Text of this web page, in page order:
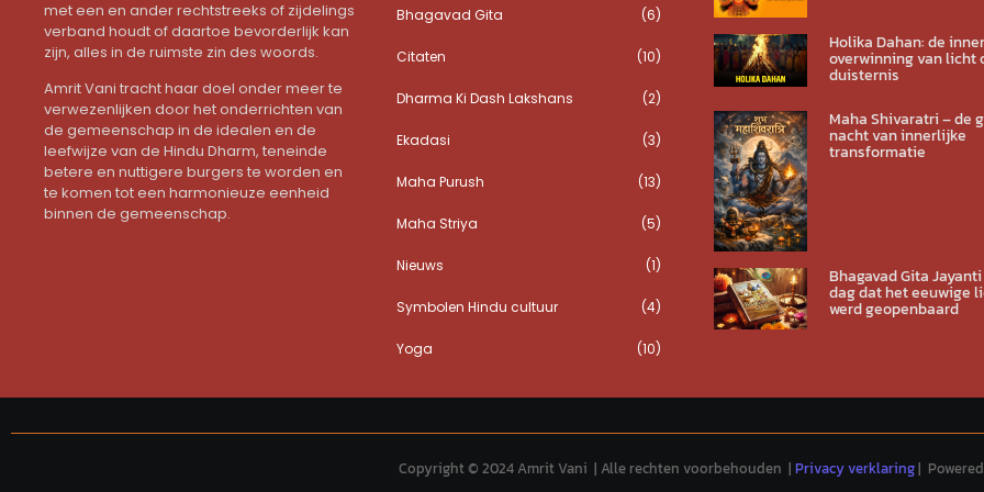
met een en ander rechtstreeks of zijdelings
verband houdt of daartoe bevorderlijk kan
zijn, alles in de ruimste zin des woords.
Amrit Vani tracht haar doel onder meer te
verwezenlijken door het onderrichten van
de gemeenschap in de idealen en de
leefwijze van de Hindu Dharm, teneinde
betere en nuttigere burgers te worden en
te komen tot een harmonieuze eenheid
binnen de gemeenschap.
Bhagavad Gita (6)
Citaten (10)
Dharma Ki Dash Lakshans (2)
Ekadasi (3)
Maha Purush (13)
Maha Striya (5)
Nieuws (1)
Symbolen Hindu cultuur (4)
Yoga (10)
Holika Dahan: de
overwinning van licht
duisternis
Maha Shivaratri – de
nacht van innerlijke
transformatie
Bhagavad Gita Jayanti
dag dat het eeuwige
werd geopenbaard
Copyright © 2024 Amrit Vani | Alle rechten voorbehouden | Privacy verklaring|